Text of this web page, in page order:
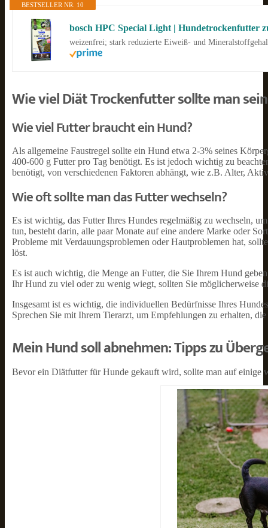
BESTSELLER NR. 10
bosch HPC Special Light | Hundetrockenfutter
weizenfrei; stark reduzierte Eiweiß- und
Wie viel Diät Trockenfutter sollte man
Wie viel Futter braucht ein Hund?
Als allgemeine Faustregel sollte ein Hund etwa 2-3% seines
400-600 g Futter pro Tag benötigt. Es ist jedoch wichtig zu
benötigt, von verschiedenen Faktoren abhängt, wie z.B. Alter,
Wie oft sollte man das Futter wechseln?
Es ist wichtig, das Futter Ihres Hundes regelmäßig zu wechseln,
tun, besteht darin, alle paar Monate auf eine andere Marke oder
Probleme mit Verdauungsproblemen oder Hautproblemen hat,
löst.
Es ist auch wichtig, die Menge an Futter, die Sie Ihrem Hund
Ihr Hund zu viel oder zu wenig wiegt, sollten Sie möglicherweise
Insgesamt ist es wichtig, die individuellen Bedürfnisse Ihres
Sprechen Sie mit Ihrem Tierarzt, um Empfehlungen zu erhalten,
Mein Hund soll abnehmen: Tipps zu
Bevor ein Diätfutter für Hunde gekauft wird, sollte man auf einige